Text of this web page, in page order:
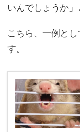
いんでしょうか」
こちら、一例と
す。